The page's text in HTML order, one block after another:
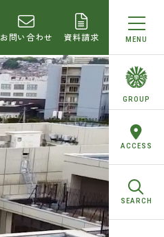
お問い合わせ 資料請求 MENU
GROUP
ACCESS
SEARCH